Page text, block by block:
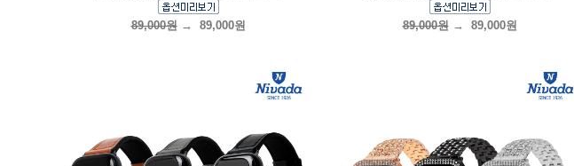
89,000원→ 89,000원 89,000원→ 89,000원